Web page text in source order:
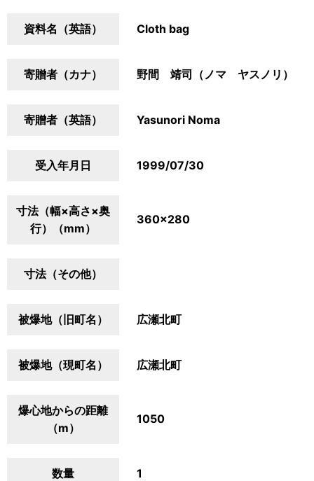
資料名（英語） Cloth bag
寄贈者（カナ） 野間 靖司（ノマ ヤスノリ）
寄贈者（英語） Yasunori Noma
受入年月日 1999/07/30
寸法（幅×高さ×奥
行）（mm）
360×280
寸法（その他）
被爆地（旧町名） 広瀬北町
被爆地（現町名） 広瀬北町
爆心地からの距離
（m）
1050
数量 1